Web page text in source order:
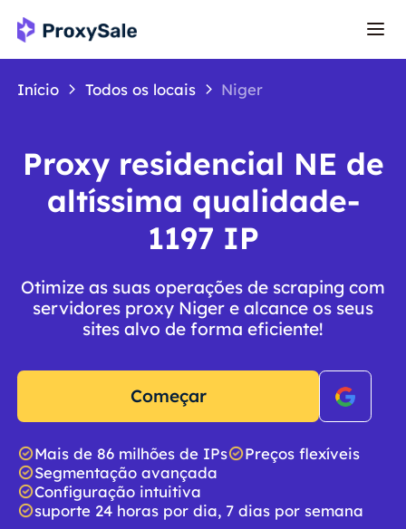
Início Todos os locais Niger
Proxy residencial NE de
altíssima qualidade-
1197 IP
Otimize as suas operações de scraping com
servidores proxy Niger e alcance os seus
sites alvo de forma eficiente!
Começar
Mais de 86 milhões de IPs
Preços flexíveis
Segmentação avançada
Configuração intuitiva
suporte 24 horas por dia, 7 dias por semana